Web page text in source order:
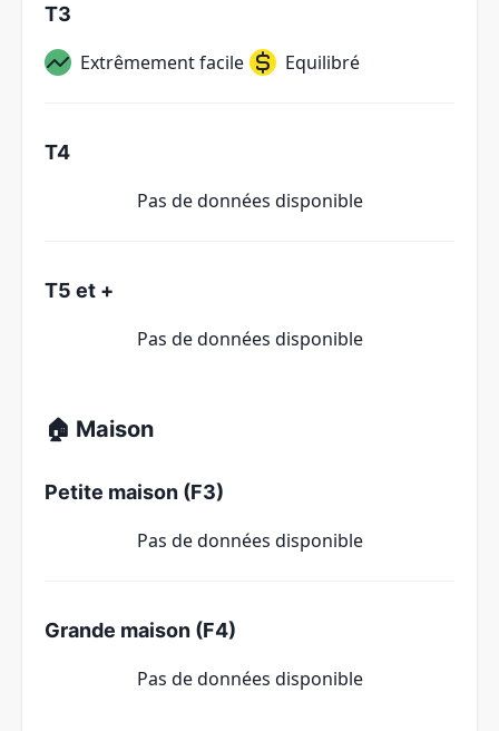
T3
Extrêmement facile Equilibré
T4
Pas de données disponible
T5 et +
Pas de données disponible
🏠 Maison
Petite maison (F3)
Pas de données disponible
Grande maison (F4)
Pas de données disponible